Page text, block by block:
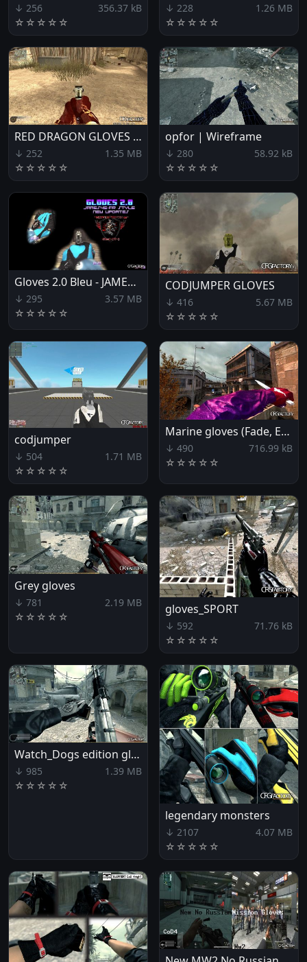
↓ 256
356.37 kB
☆ ☆ ☆ ☆ ☆
↓ 228
1.26 MB
☆ ☆ ☆ ☆ ☆
RED DRAGON GLOVES OPFOR
↓ 252
1.35 MB
☆ ☆ ☆ ☆ ☆
opfor | Wireframe
↓ 280
58.92 kB
☆ ☆ ☆ ☆ ☆
Gloves 2.0 Bleu - JAMES45-FR
↓ 295
3.57 MB
☆ ☆ ☆ ☆ ☆
CODJUMPER GLOVES
↓ 416
5.67 MB
☆ ☆ ☆ ☆ ☆
codjumper
↓ 504
1.71 MB
☆ ☆ ☆ ☆ ☆
Marine gloves (Fade, Eagle, Stars)
↓ 490
716.99 kB
☆ ☆ ☆ ☆ ☆
Grey gloves
↓ 781
2.19 MB
☆ ☆ ☆ ☆ ☆
gloves_SPORT
↓ 592
71.76 kB
☆ ☆ ☆ ☆ ☆
Watch_Dogs edition gloves
↓ 985
1.39 MB
☆ ☆ ☆ ☆ ☆
legendary monsters
↓ 2107
4.07 MB
☆ ☆ ☆ ☆ ☆